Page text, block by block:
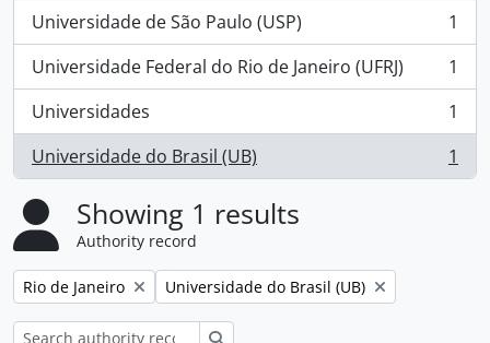
Universidade de São Paulo (USP)
, 1 results
1
Universidade Federal do Rio de Janeiro (UFRJ)
, 1 results
1
Universidades
, 1 results
1
Universidade do Brasil (UB)
, 1 results 1
Showing 1 results
Authority record
Remove filter:
Rio de Janeiro Remove filter:
Universidade do Brasil (UB)